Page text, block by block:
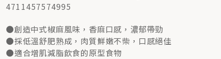
4711457574995
●創造中式椒麻風味，香麻口感，濃郁帶勁
●採低溫舒肥熟成，肉質鮮嫩不柴，口感絕佳
●適合增肌減脂飲食的原型食物